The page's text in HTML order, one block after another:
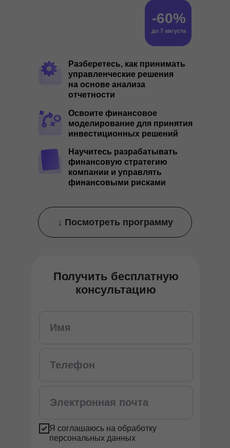
↓ Посмотреть программу
Я соглашаюсь на обработку
персональных данных
Получить бесплатную
консультацию
Освоите финансовое
моделирование для принятия
инвестиционных решений
Научитесь разрабатывать
финансовую стратегию
компании и управлять
финансовыми рисками
Разберетесь, как принимать
управленческие решения
на основе анализа
отчетности
-60%
до 7 августа